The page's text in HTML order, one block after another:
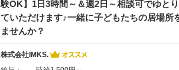
験OK】1日3時間～＆週2日～相談可でゆと
ていただけます♪一緒に子どもたちの居場所
ませんか？
株式会社IMKS.